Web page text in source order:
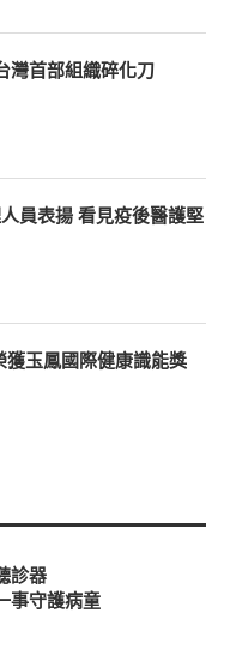
灣首部組織碎化刀
員表揚 看見疫後醫護堅
玉鳳國際健康識能獎
診器
事守護病童